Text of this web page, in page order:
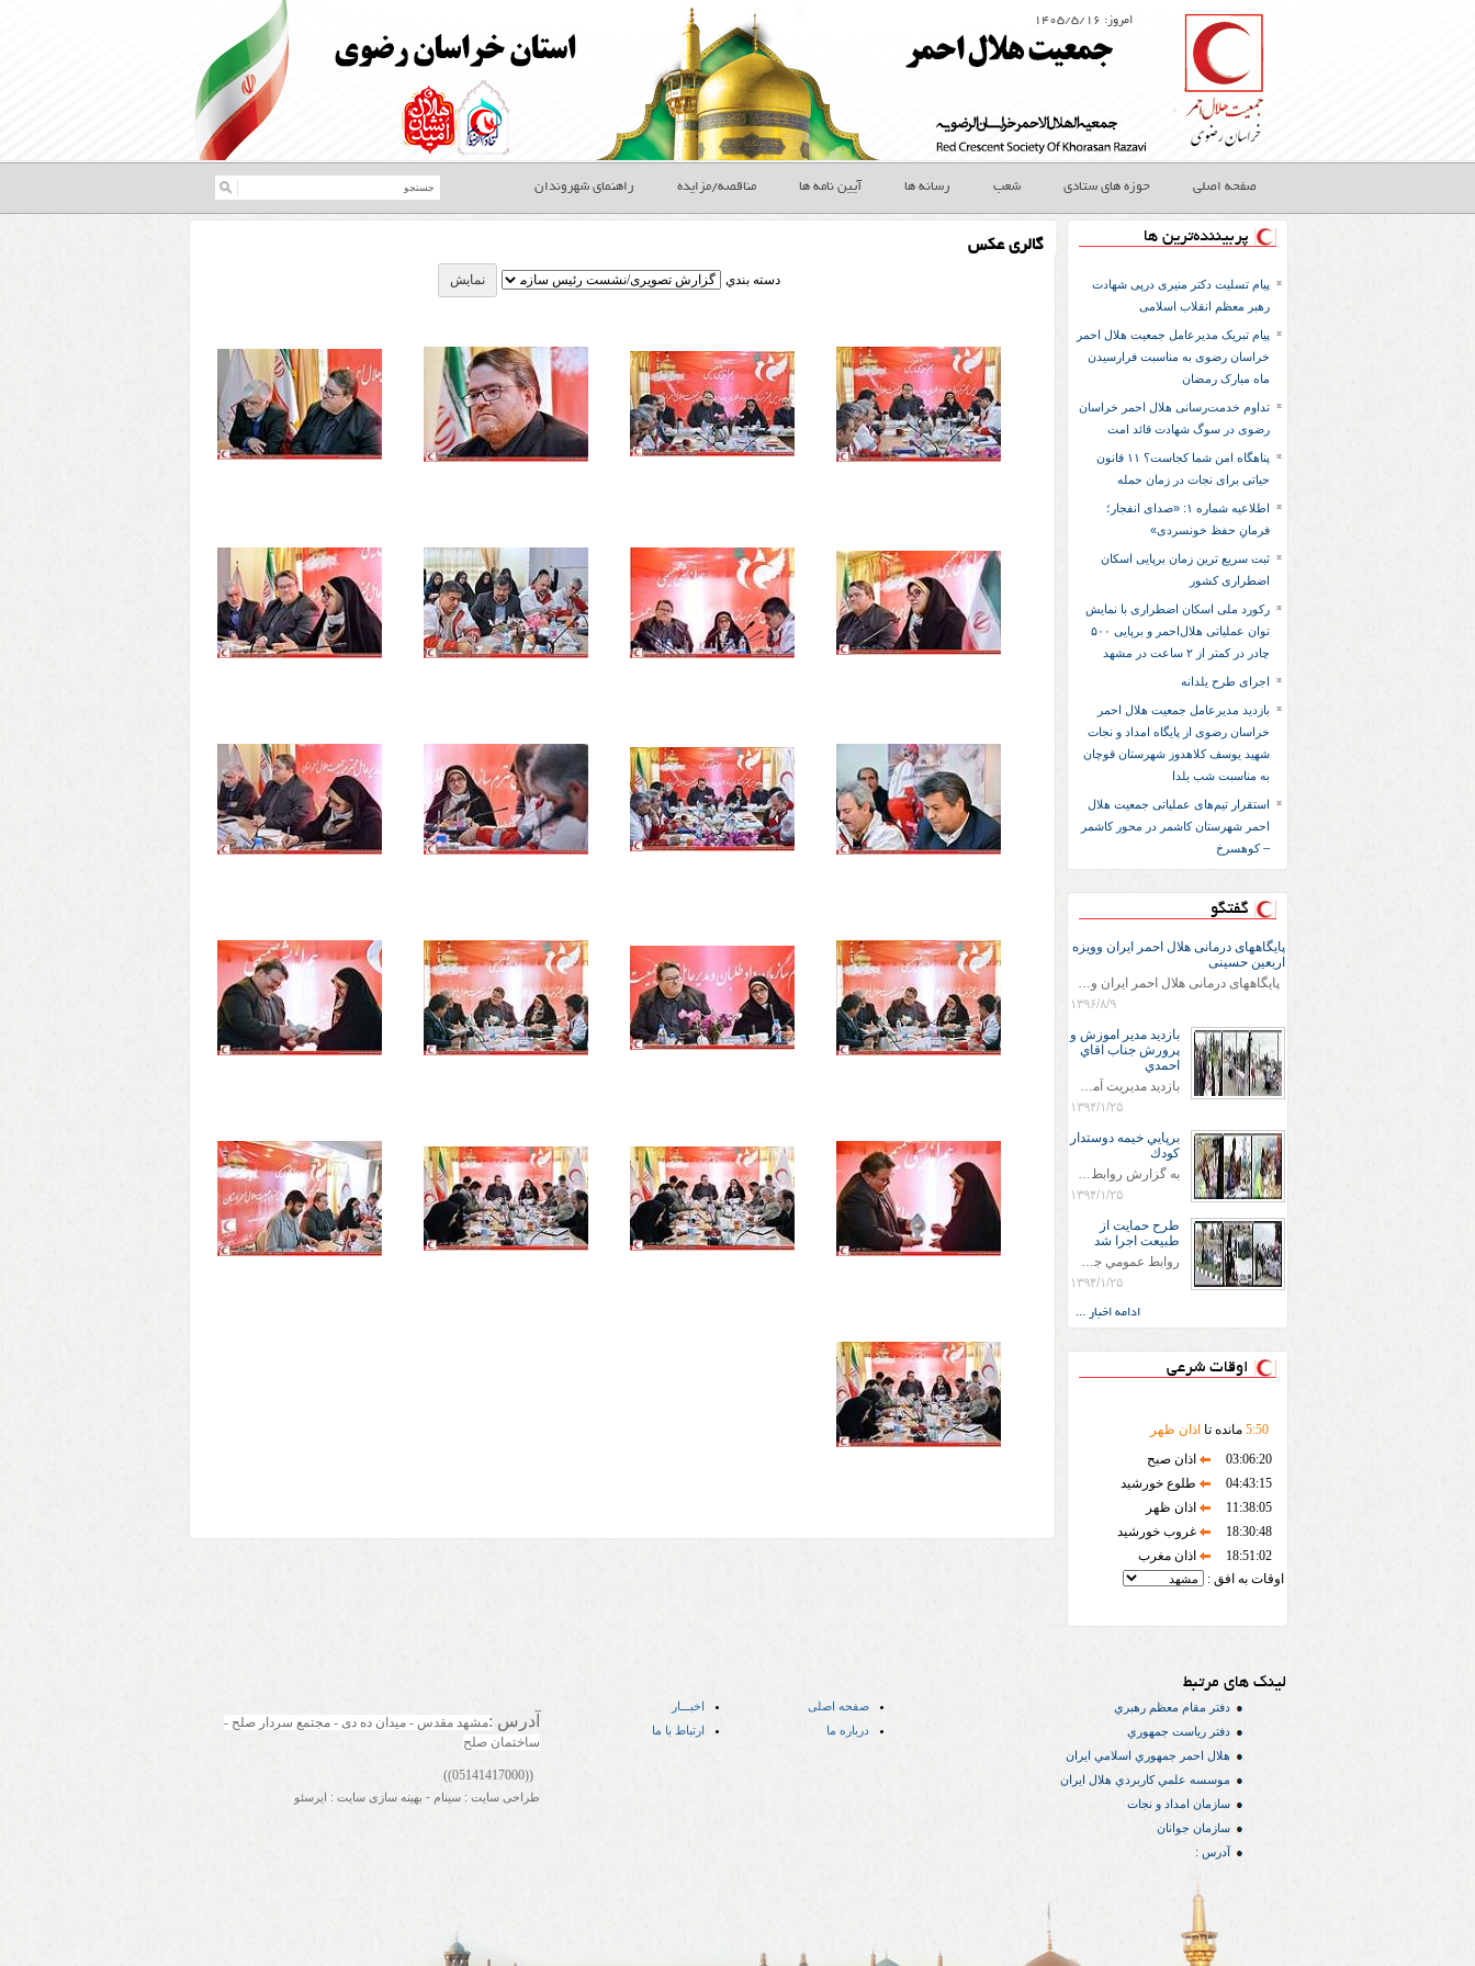
امروز: ۱۴۰۵/۵/۱۶
صفحه اصلی حوزه های ستادی شعب رسانه ها آیین نامه ها مناقصه/مزایده راهنمای شهروندان
پربیننده‌ترین ها
پیام تسلیت دکتر منیری درپی شهادت
رهبر معظم انقلاب اسلامی
پیام تبریک مدیرعامل جمعیت هلال احمر
خراسان رضوی به مناسبت فرارسیدن
ماه مبارک رمضان
تداوم خدمت‌رسانی هلال احمر خراسان
رضوی در سوگ شهادت قائد امت
پناهگاه امن شما کجاست؟ ۱۱ قانون
حیاتی برای نجات در زمان حمله
اطلاعیه شماره ۱: «صدای انفجار؛
فرمانِ حفظ خونسردی»
ثبت سریع‌ ترین زمان برپایی اسکان
اضطراری کشور
رکورد ملی اسکان اضطراری با نمایش
توان عملیاتی هلال‌احمر و برپایی ۵۰۰
چادر در کمتر از ۲ ساعت در مشهد
اجرای طرح یلدانه
بازدید مدیرعامل جمعیت هلال احمر
خراسان رضوی از پایگاه امداد و نجات
شهید یوسف کلاهدوز شهرستان قوچان
به مناسبت شب یلدا
استقرار تیم‌های عملیاتی جمعیت هلال
احمر شهرستان کاشمر در محور کاشمر
– کوهسرخ
گفتگو
پایگاههای درمانی هلال احمر ایران وویزه
اربعین حسینی
پایگاههای درمانی هلال احمر ایران وویزه اربعین حسینی
۱۳۹۶/۸/۹
بازديد مدير اموزش و
پرورش جناب اقاي
احمدي
بازديد مديريت آموزش و پروش جناب اقاي احمدي به همراه اعضاي ستاد اسكان آموزش و پروش شهرستان سرخس در ساعت 11:30 در مورخه 11/1/1394 صورت گرفت و مسئولین با حضور در پست مسافرين نوروزی كه جمعیت هلال احمر شهرستان از نزدیک در جریان روند اجرای طرح های قرار گرفتند .
۱۳۹۴/۱/۲۵
برپايي خيمه دوستدار
كودك
به گزارش روابط عمومي جمعيت هلال احمر شهرستان سرخس علاوه بر اجرای خدمات امدادی، راهنمایی های گردشگری و موقعیت های جغرافیایی و برپایی چادرهای سلامت به منظور سنجش رایگان فشار و قندخون مسافران، ، خيمه هايي.با عنوان دوستدار کودک تجهیزشده که دراین فضا کودکان مراجعه کننده از طریق نقاشی و سایر هنرهای تجسمی با مفاهیم جمعیت هلال احمر و اصول هفتگانه آن آشنا می شوند. به دليل حضور چشم گير كودكان و خانواده ها سعی شده در قالب های متناسب با سنین کودکان مراجعه کنند
۱۳۹۴/۱/۲۵
طرح حمايت از
طبيعت اجرا شد
روابط عمومي جمعيت هلال احمر سرخس جمعيت هلال احمر سرخس در روز طبيعت جوانان جمعيت هلال احمر سرخس در راستاي حفاظت و حمايت از محيط زيست با انگيزه داشتن طبيعت زيبا و بدون زباله و جهت فرهنگ سازي طرح حمايت از طبيعت را اجرا نمودند. اين طرح با رويكرد حمايتي و اموزشي در خصوص اشتي باطبيعت اجرا شد و در اين طرح 700 عدد كيسه زباله وبروشور در خروجي هاي شهر بين همشهريان و مسافرين نوروزي توزيع گرديد و در راه بازگشت كيسه هاي زباله توسط همشهريان به مامورين محترم شهرداري مستقر در ورودي شهر
۱۳۹۴/۱/۲۵
ادامه اخبار ...
اوقات شرعی
5:50 مانده تا اذان ظهر
03:06:20
اذان صبح
04:43:15
طلوع خورشید
11:38:05
اذان ظهر
18:30:48
غروب خورشید
18:51:02
اذان مغرب
اوقات به افق :
گالری عکس
دسته بندي
لینک های مرتبط
دفتر مقام معظم رهبري
دفتر رياست جمهوري
هلال احمر جمهوري اسلامي ايران
موسسه علمي كاربردي هلال ایران
سازمان امداد و نجات
سازمان جوانان
آدرس :
صفحه اصلی
اخبـــار
درباره ما
ارتباط با ما آدرس :
ساختمان صلح
((05141417000))
طراحی سایت : سینام - بهینه سازی سایت : ایرسئو